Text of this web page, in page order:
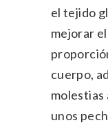
el tejido
mejorar
cuerpo,
molestias
unos